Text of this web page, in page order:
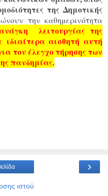
της Δημοτικής
την καθημερινότητα
λειτουργίας της
ιδιαίτερα αισθητή αυτή
τον έλεγχο τήρησης των
πανδημίας.
›
ιστού